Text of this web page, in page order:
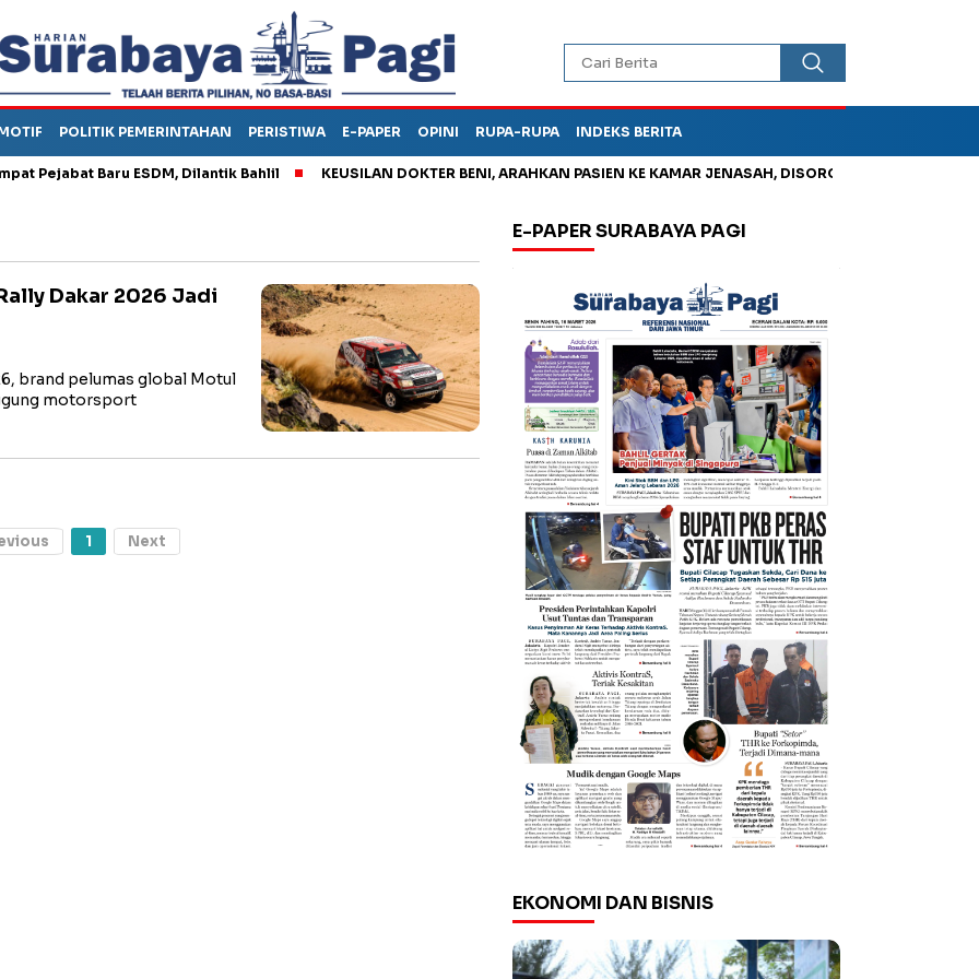
POLITIK PEMERINTAHAN PERISTIWA E-PAPER OPINI RUPA-RUPA INDEKS BERITA
Baru ESDM, Dilantik Bahlil KEUSILAN DOKTER BENI, ARAHKAN PASIEN KE KAMAR JENASAH, DISOROT
Dakar 2026 Jadi
brand pelumas global Motul
motorsport
1 Next
E-PAPER SURABAYA PAGI
EKONOMI DAN BISNIS